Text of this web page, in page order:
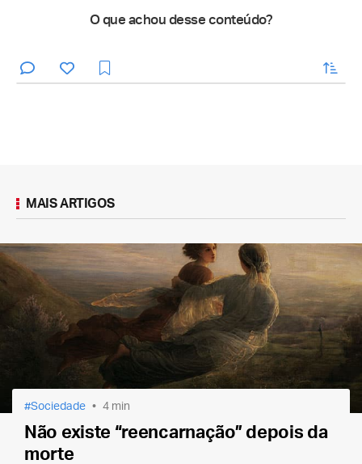
O que achou desse conteúdo?
enviar
MAIS ARTIGOS
Sociedade 4 min
Não existe “reencarnação” depois da
morte